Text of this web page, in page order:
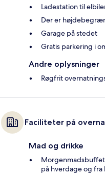
Ladestation til
Der er
Garage på stedet
Gratis parkering i
Andre oplysninger
Røgfrit
Faciliteter på
Mad og drikke
på hverdage og fra